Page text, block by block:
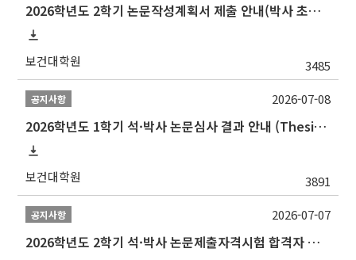
2026학년도 2학기 논문작성계획서 제출 안내(박사 초심 일정 포함)_Thesis Proposal
보건대학원 3485
공지사항
2026학년도 1학기 석·박사 논문심사 결과 안내 (Thesis Defense Result)
보건대학원 3891
2026-07-08
공지사항
2026학년도 2학기 석·박사 논문제출자격시험 합격자 공고(TSQ Exam Result)
2026-07-07